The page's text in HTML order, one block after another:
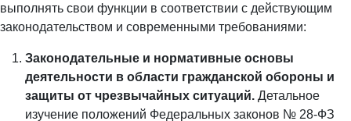
выполнять свои функции в соответствии с действующим
законодательством и современными требованиями:
Законодательные и нормативные основы
деятельности в области гражданской обороны и
защиты от чрезвычайных ситуаций. Детальное
изучение положений Федеральных законов № 28-ФЗ